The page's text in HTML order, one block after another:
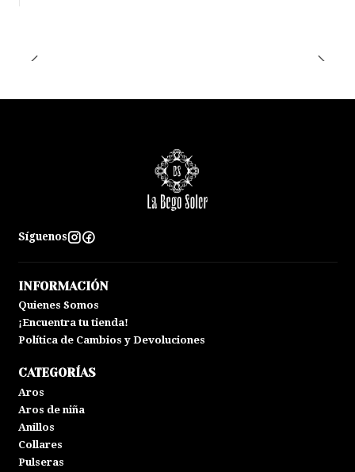
Síguenos
INFORMACIÓN
Quienes Somos
¡Encuentra tu tienda!
Política de Cambios y Devoluciones
CATEGORÍAS
Aros
Aros de niña
Anillos
Collares
Pulseras